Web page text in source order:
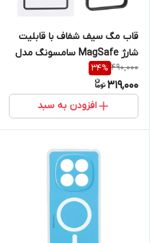
قاب مگ سیف شفاف با قابلیت
شارژ MagSafe سامسونگ مدل
Samsung Galaxy S25 FE
490,000
34%
319,000
افزودن به سبد